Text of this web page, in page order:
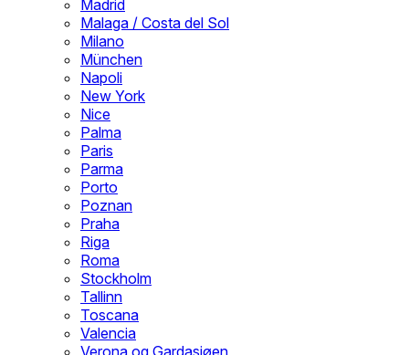
Madrid
Malaga / Costa del Sol
Milano
München
Napoli
New York
Nice
Palma
Paris
Parma
Porto
Poznan
Praha
Riga
Roma
Stockholm
Tallinn
Toscana
Valencia
Verona og Gardasjøen